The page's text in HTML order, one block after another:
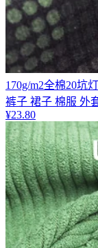
170g/m2全棉20坑
裤子 裙子 棉服 外
¥23.80